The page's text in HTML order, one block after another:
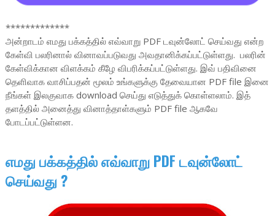
*************
அன்றாடம் எமது பக்கத்தில் எவ்வாறு PDF டவுன்லோட் செய்வது என்ற
கேள்வி பலரினால் வினாவப்படுவது அவதானிக்கப்பட்டுள்ளது. பலரின்
கேள்விக்கான விளக்கம் கீழே விபரிக்கப்பட்டுள்ளது. இவ் பதிவினை
தெளிவாக வாசிப்பதன் மூலம் உங்களுக்கு தேவையான PDF file இனை
நீங்கள் இலகுவாக download செய்து எடுத்துக் கொள்ளலாம். இத்
தளத்தில் அனைத்து வினாத்தாள்களும் PDF file ஆகவே
போடப்பட்டுள்ளன.
எமது பக்கத்தில் எவ்வாறு PDF டவுன்லோட்
செய்வது ?